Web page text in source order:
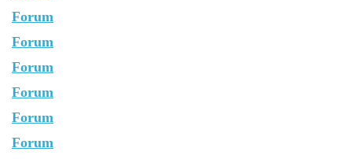
Forum
Forum
Forum
Forum
Forum
Forum